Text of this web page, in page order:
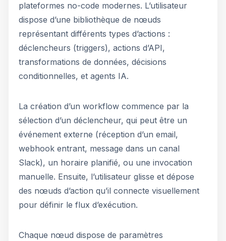
plateformes no-code modernes. L’utilisateur
dispose d’une bibliothèque de nœuds
représentant différents types d’actions :
déclencheurs (triggers), actions d’API,
transformations de données, décisions
conditionnelles, et agents IA.
La création d’un workflow commence par la
sélection d’un déclencheur, qui peut être un
événement externe (réception d’un email,
webhook entrant, message dans un canal
Slack), un horaire planifié, ou une invocation
manuelle. Ensuite, l’utilisateur glisse et dépose
des nœuds d’action qu’il connecte visuellement
pour définir le flux d’exécution.
Chaque nœud dispose de paramètres